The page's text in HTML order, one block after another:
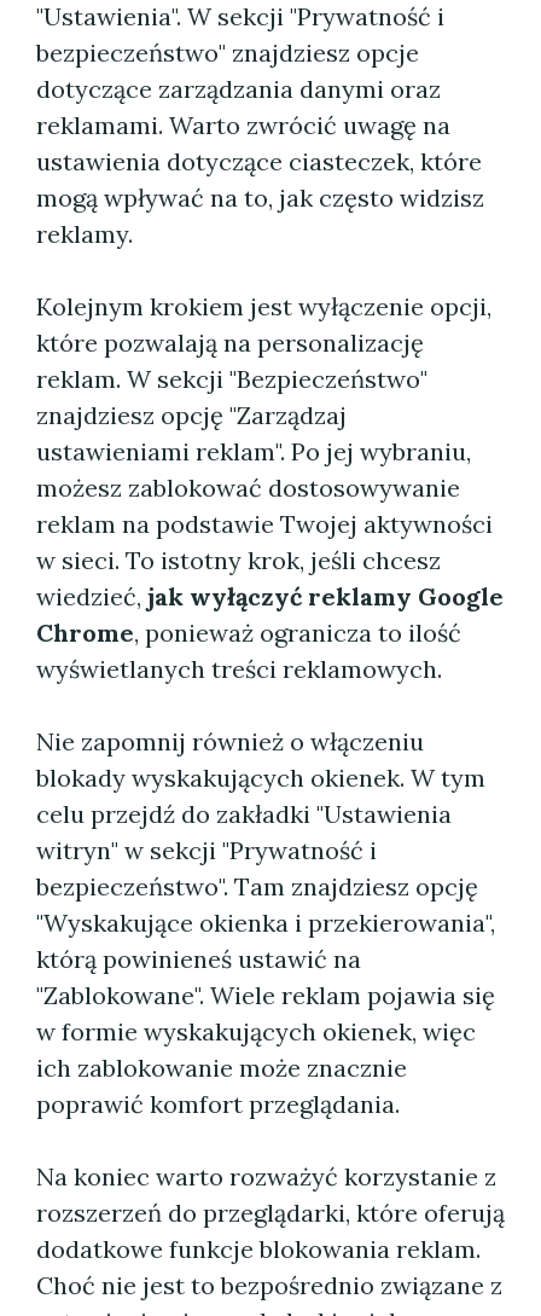
"Ustawienia". W sekcji "Prywatność i
bezpieczeństwo" znajdziesz opcje
dotyczące zarządzania danymi oraz
reklamami. Warto zwrócić uwagę na
ustawienia dotyczące ciasteczek, które
mogą wpływać na to, jak często widzisz
reklamy.
Kolejnym krokiem jest wyłączenie opcji,
które pozwalają na personalizację
reklam. W sekcji "Bezpieczeństwo"
znajdziesz opcję "Zarządzaj
ustawieniami reklam". Po jej wybraniu,
możesz zablokować dostosowywanie
reklam na podstawie Twojej aktywności
w sieci. To istotny krok, jeśli chcesz
wiedzieć, jak wyłączyć reklamy Google
Chrome, ponieważ ogranicza to ilość
wyświetlanych treści reklamowych.
Nie zapomnij również o włączeniu
blokady wyskakujących okienek. W tym
celu przejdź do zakładki "Ustawienia
witryn" w sekcji "Prywatność i
bezpieczeństwo". Tam znajdziesz opcję
"Wyskakujące okienka i przekierowania",
którą powinieneś ustawić na
"Zablokowane". Wiele reklam pojawia się
w formie wyskakujących okienek, więc
ich zablokowanie może znacznie
poprawić komfort przeglądania.
Na koniec warto rozważyć korzystanie z
rozszerzeń do przeglądarki, które oferują
dodatkowe funkcje blokowania reklam.
Choć nie jest to bezpośrednio związane z